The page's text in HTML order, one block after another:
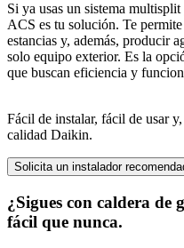
Si ya usas un sistema
ACS es tu solución. Te
estancias y, además, producir
solo equipo exterior. Es la
que buscan eficiencia y
Fácil de instalar, fácil de usar
calidad Daikin.
Solicita un instalador
¿Sigues con caldera de
fácil que nunca.